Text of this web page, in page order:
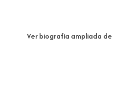
Ver biografía ampliada de